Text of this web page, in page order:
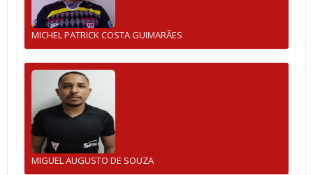
MICHEL PATRICK COSTA GUIMARÃES
MIGUEL AUGUSTO DE SOUZA